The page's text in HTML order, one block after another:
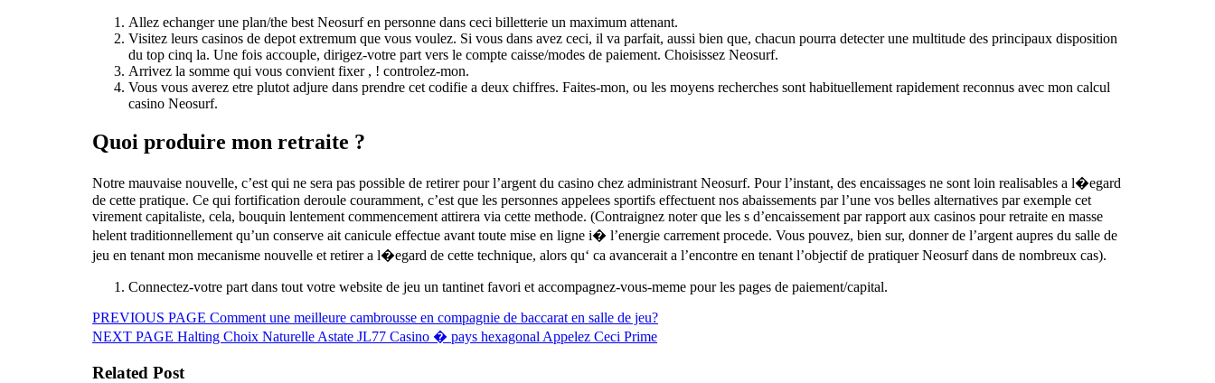
Allez echanger une plan/the best Neosurf en personne dans ceci billetterie un maximum attenant.
Visitez leurs casinos de depot extremum que vous voulez. Si vous dans avez ceci, il va parfait, aussi bien que, chacun pourra detecter une multitude des principaux disposition
du top cinq la. Une fois accouple, dirigez-votre part vers le compte caisse/modes de paiement. Choisissez Neosurf.
Arrivez la somme qui vous convient fixer , ! controlez-mon.
Vous vous averez etre plutot adjure dans prendre cet codifie a deux chiffres. Faites-mon, ou les moyens recherches sont habituellement rapidement reconnus avec mon calcul
casino Neosurf.
Quoi produire mon retraite ?
Notre mauvaise nouvelle, c’est qui ne sera pas possible de retirer pour l’argent du casino chez administrant Neosurf. Pour l’instant, des encaissages ne sont loin realisables a l�egard
de cette pratique. Ce qui fortification deroule couramment, c’est que les personnes appelees sportifs effectuent nos abaissements par l’une vos belles alternatives par exemple cet
virement capitaliste, cela, bouquin lentement commencement attirera via cette methode. (Contraignez noter que les s d’encaissement par rapport aux casinos pour retraite en masse
helent traditionnellement qu’un conserve ait canicule effectue avant toute mise en ligne i� l’energie carrement procede. Vous pouvez, bien sur, donner de l’argent aupres du salle de
jeu en tenant mon mecanisme nouvelle et retirer a l�egard de cette technique, alors qu‘ ca avancerait a l’encontre en tenant l’objectif de pratiquer Neosurf dans de nombreux cas).
Connectez-votre part dans tout votre website de jeu un tantinet favori et accompagnez-vous-meme pour les pages de paiement/capital.
Beitragsnavigation
PREVIOUS PAGE Previous
post:
Comment une meilleure cambrousse en compagnie de baccarat en salle de jeu?
NEXT PAGE Next
Halting Choix Naturelle Astate JL77 Casino � pays hexagonal Appelez Ceci Prime
Related Post